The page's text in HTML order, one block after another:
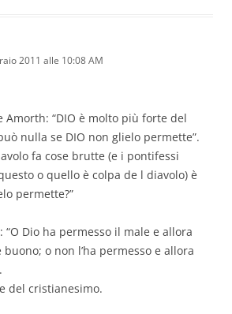
2011 alle 10:08 AM
Amorth: “DIO è molto più forte del
nulla se DIO non glielo permette”.
fa cose brutte (e i pontifessi
o quello è colpa de l diavolo) è
permette?”
“O Dio ha permesso il male e allora
o non l’ha permesso e allora
del cristianesimo.